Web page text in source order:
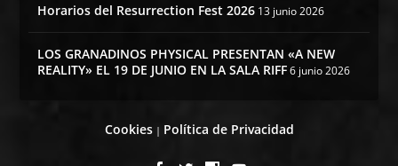
Horarios del Resurrection Fest 2026 13 junio 2026
LOS GRANADINOS PHYSICAL PRESENTAN «A NEW
REALITY» EL 19 DE JUNIO EN LA SALA RIFF 6 junio 2026
Cookies| Política de Privacidad